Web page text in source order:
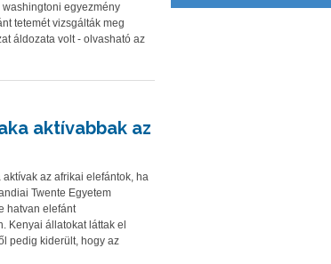
egyezmény
tetemét vizsgálták meg
áldozata volt - olvasható az
aktívabbak az
az afrikai elefántok, ha
Twente Egyetem
hatvan elefánt
Kenyai állatokat láttak el
pedig kiderült, hogy az